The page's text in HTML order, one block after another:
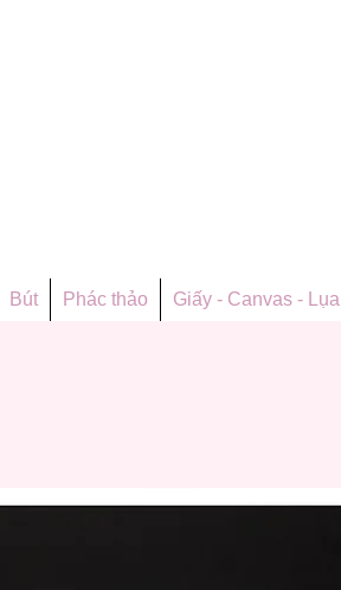
Bút Phác thảo Giấy - Canvas - Lụa